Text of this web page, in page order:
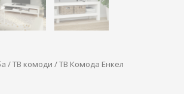
/ТВ комоди / ТВ Комода Енкел